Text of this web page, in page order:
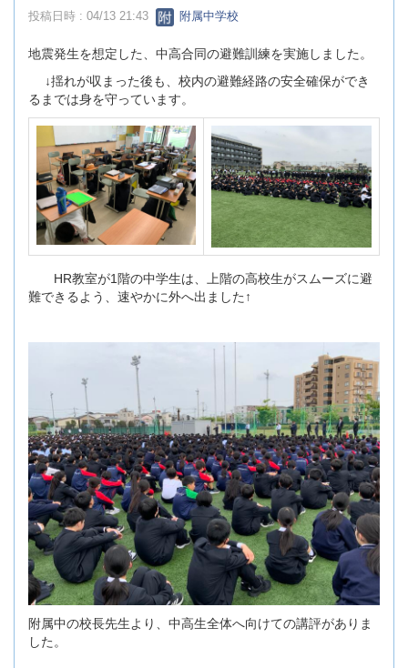
投稿日時 : 04/13 21:43 附属中学校
地震発生を想定した、中高合同の避難訓練を実施しました。
↓揺れが収まった後も、校内の避難経路の安全確保ができ
るまでは身を守っています。
HR教室が1階の中学生は、上階の高校生がスムーズに避
難できるよう、速やかに外へ出ました↑
附属中の校長先生より、中高生全体へ向けての講評がありま
した。